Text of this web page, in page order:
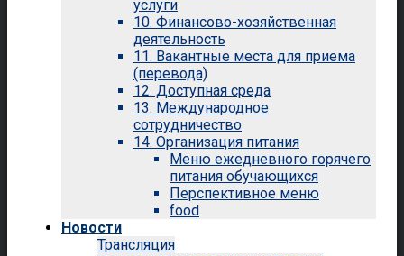
услуги
10. Финансово-хозяйственная
деятельность
11. Вакантные места для приема
(перевода)
12. Доступная среда
13. Международное
сотрудничество
14. Организация питания
Меню ежедневного горячего
питания обучающихся
Перспективное меню
food
Новости
Трансляция